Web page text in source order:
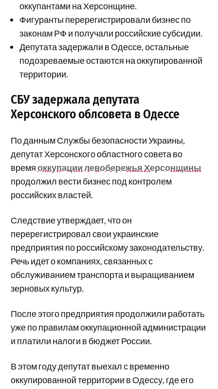
оккупантами на Херсонщине.
Фигуранты перерегистрировали бизнес по
законам РФ и получали российские субсидии.
Депутата задержали в Одессе, остальные
подозреваемые остаются на оккупированной
территории.
СБУ задержала депутата
Херсонского облсовета в Одессе
По данным Службы безопасности Украины,
депутат Херсонского областного совета во
времяоккупации левобережья Херсонщины
продолжил вести бизнес под контролем
российских властей.
Следствие утверждает, что он
перерегистрировал свои украинские
предприятия по российскому законодательству.
Речь идет о компаниях, связанных с
обслуживанием транспорта и выращиванием
зерновых культур.
После этого предприятия продолжили работать
уже по правилам оккупационной администрации
и платили налоги в бюджет России.
В этом году депутат выехал с временно
оккупированной территории в Одессу, где его